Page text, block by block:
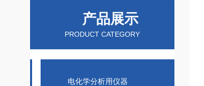
产品展示
PRODUCT CATEGORY
电化学分析用仪器